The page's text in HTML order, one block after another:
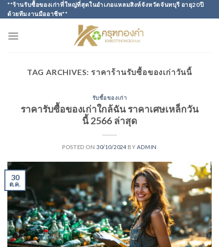
Skip
to
**ร้านรับซื้อของเก่าที่ใหญ่ที่สุดในอำเภอแหลมสิงห์จังหวัดจันทบุรี อายุ20ปี
ด้วยทีมงานมืออาชีพ**
TAG ARCHIVES: ราคาร้านรับซื้อของเก่าวันนี้
รับซื้อของเก่า
ราคารับซื้อของเก่าใกล้ฉัน ราคาเศษเหล็กวัน
นี้ 2566 ล่าสุด
POSTED ON 30/10/2024 BY ADMIN
30
ต.ค.